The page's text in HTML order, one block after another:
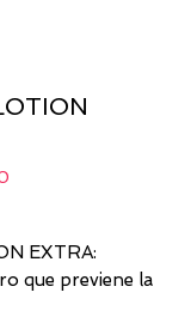
EXTRA:
que previene la